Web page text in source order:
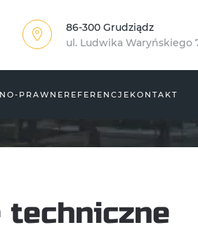
86-300 Grudziądz
ul. Ludwika Waryńskiego
PRAWNE REFERENCJE KONTAKT